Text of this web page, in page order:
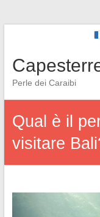
Perle dei Caraibi
Qual è il
visitare